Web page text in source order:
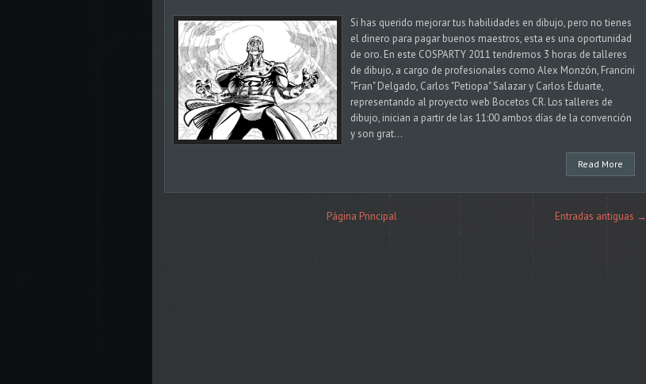
Si has querido mejorar tus habilidades en dibujo, pero no tienes
el dinero para pagar buenos maestros, esta es una oportunidad
de oro. En este COSPARTY 2011 tendremos 3 horas de talleres
de dibujo, a cargo de profesionales como Alex Monzón, Francini
"Fran" Delgado, Carlos "Petiopa" Salazar y Carlos Eduarte,
representando al proyecto web Bocetos CR. Los talleres de
dibujo, inician a partir de las 11:00 ambos días de la convención
y son grat...
Read More
Entradas antiguas →
Página Principal